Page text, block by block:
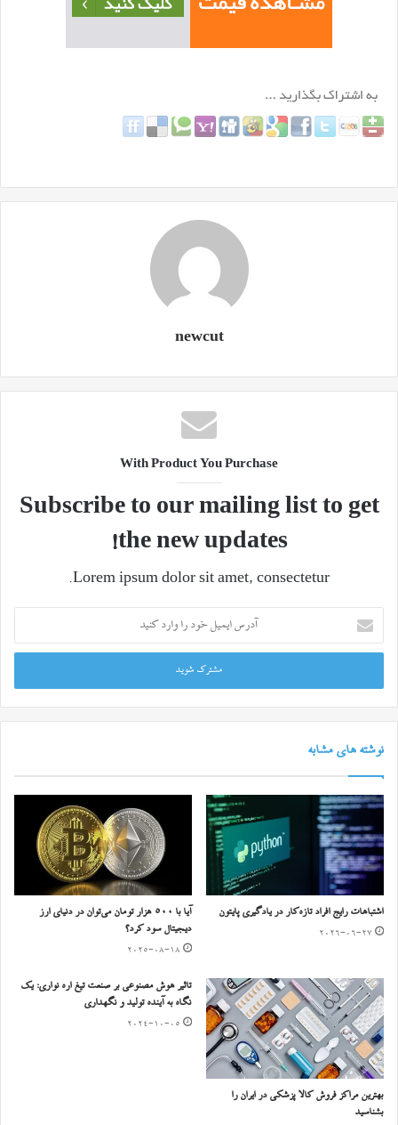
newcut
With Product You Purchase
Subscribe to our mailing list to get
the new updates!
Lorem ipsum dolor sit amet, consectetur.
ایمیل
خود
وارد
کنید
نوشته های مشابه
اشتباهات رایج افراد تازه‌کار در یادگیری پایتون
2026-06-27
آیا با ۵۰۰ هزار تومان می‌توان در دنیای ارز
دیجیتال سود کرد؟
2025-08-18
بهترین مراکز فروش کالا پزشکی در ایران را
بشناسید
تاثیر هوش مصنوعی بر صنعت تیغ اره نواری: یک
نگاه به آینده تولید و نگهداری
2024-10-05